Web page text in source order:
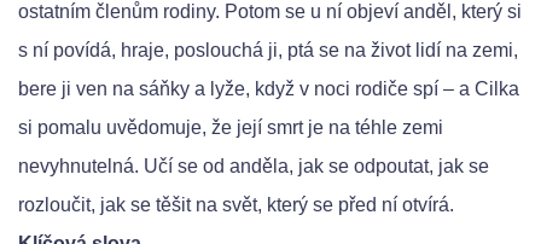
ostatním členům rodiny. Potom se u ní objeví anděl, který si
s ní povídá, hraje, poslouchá ji, ptá se na život lidí na zemi,
bere ji ven na sáňky a lyže, když v noci rodiče spí – a Cilka
si pomalu uvědomuje, že její smrt je na téhle zemi
nevyhnutelná. Učí se od anděla, jak se odpoutat, jak se
rozloučit, jak se těšit na svět, který se před ní otvírá.